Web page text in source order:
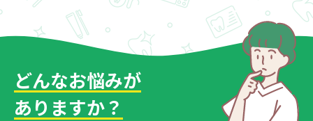
どんなお悩みが
ありますか？